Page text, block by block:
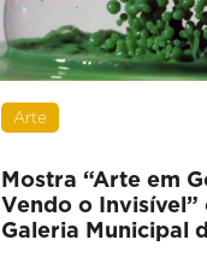
Arte
Mostra “Arte em
Vendo o Invisível”
Galeria Municipal